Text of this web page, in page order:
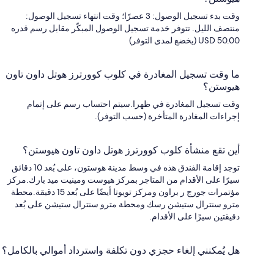
وقت بدء تسجيل الوصول: 3 عصرًا؛ وقت انتهاء تسجيل الوصول:
منتصف الليل. تتوفر خدمة تسجيل الوصول المبكّر مقابل رسم قدره
USD 50.00 (يخضع لمدى التوفر)
ما وقت تسجيل المغادرة في كلوب كوورترز هوتل داون تاون
هيوستن؟
وقت تسجيل المغادرة في ظهرا.سيتم احتساب رسم على إتمام
إجراءات المغادرة المتأخرة (حسب التوفر).
أين تقع منشأة كلوب كوورترز هوتل داون تاون هيوستن؟
توجد إقامة الفندق هذه في وسط مدينة هوستون، على بُعد 10 دقائق
سيرًا على الأقدام من المتاجر بمركز هيوست ومينيت ميد بارك.مركز
مؤتمرات جورج ر براون ومركز تويوتا أيضًا على بُعد 15 دقيقة.محطة
مترو سنترال ستيشن رسك ومحطة مترو سنترال ستيشن على بُعد
دقيقتين سيرًا على الأقدام.
هل يُمكنني إلغاء حجزي دون تكلفة واسترداد أموالي بالكامل؟